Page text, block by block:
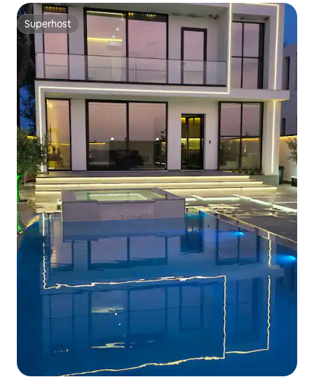
Superhost
Superhost